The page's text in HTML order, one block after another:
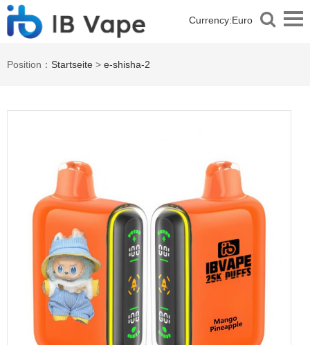
Currency:Euro
Position： Startseite > e-shisha-2